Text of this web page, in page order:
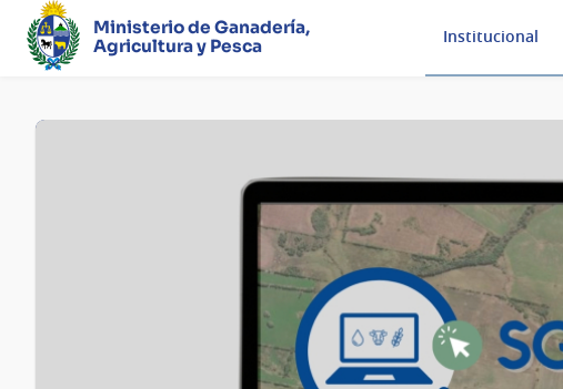
Ministerio de Ganadería,
Agricultura y Pesca
Institucional
Página